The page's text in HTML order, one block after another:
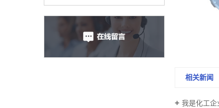
相关新闻
我是化工企